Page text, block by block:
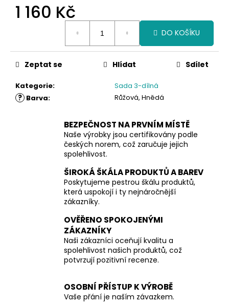
1 160 Kč
DO KOŠÍKU
Kategorie: Sada 3-dílná
? Barva: Růžová, Hnědá
Zeptat se Hlídat Sdílet
BEZPEČNOST NA PRVNÍM MÍSTĚ
Naše výrobky jsou certifikovány podle
českých norem, což zaručuje jejich
spolehlivost.
ŠIROKÁ ŠKÁLA PRODUKTŮ A BAREV
Poskytujeme pestrou škálu produktů,
která uspokojí i ty nejnáročnější
zákazníky.
OVĚŘENO SPOKOJENÝMI
ZÁKAZNÍKY
Naši zákazníci oceňují kvalitu a
spolehlivost našich produktů, což
potvrzují pozitivní recenze.
OSOBNÍ PŘÍSTUP K VÝROBĚ
Vaše přání je naším závazkem.